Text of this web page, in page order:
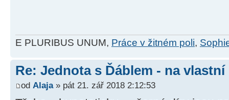
E PLURIBUS UNUM, Práce v žitném poli,
Re: Jednota s Ďáblem - na
od Alaja» pát 21. zář 2018 2:12:53